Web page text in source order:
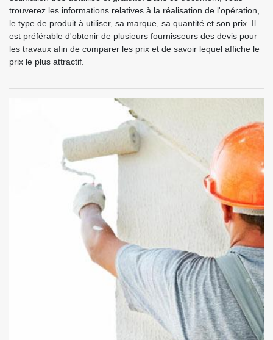
trouverez les informations relatives à la réalisation de l'opération,
le type de produit à utiliser, sa marque, sa quantité et son prix. Il
est préférable d'obtenir de plusieurs fournisseurs des devis pour
les travaux afin de comparer les prix et de savoir lequel affiche le
prix le plus attractif.